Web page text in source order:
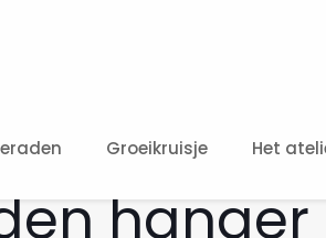
Groeikruisje Het